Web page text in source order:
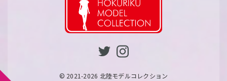
© 2021-2026 北陸モデルコレクション